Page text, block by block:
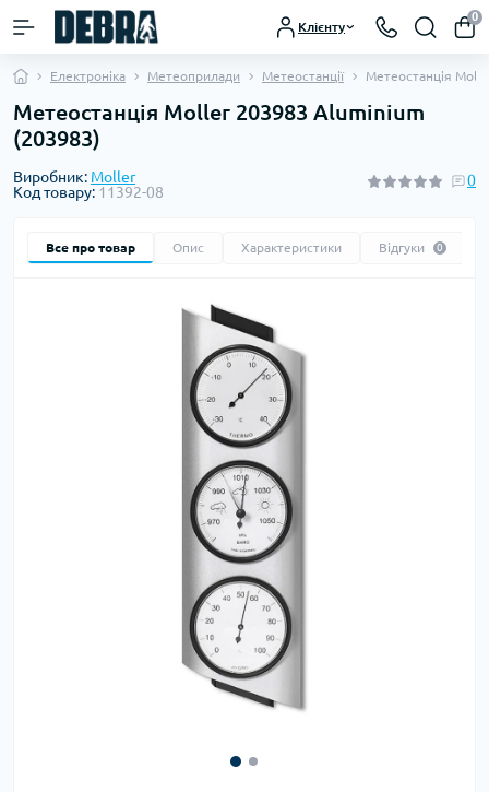
Клієнту
0
Електроніка Метеоприлади Метеостанції Метеостанція
Метеостанція Moller 203983 Aluminium
(203983)
Виробник: Moller
Код товару: 11392-08
0
Все про товар Опис Характеристики Відгуки 0